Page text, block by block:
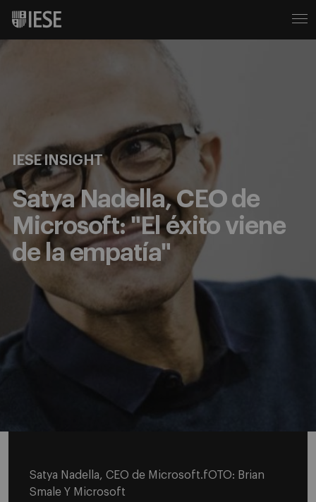
IESE INSIGHT
Satya Nadella, CEO de
Microsoft: "El éxito viene
de la empatía"
Satya Nadella, CEO de Microsoft.fOTO: Brian
Smale Y Microsoft